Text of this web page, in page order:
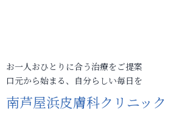
お一人おひとりに合う治療をご提案
口元から始まる、自分らしい毎日を
南芦屋浜皮膚科クリニック